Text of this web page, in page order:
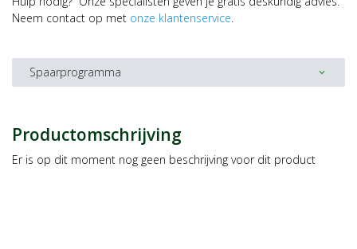
Neem contact op met onze klantenservice.
Spaarprogramma expand_more
Productomschrijving
Er is op dit moment nog geen beschrijving voor dit product